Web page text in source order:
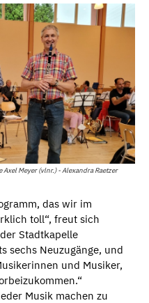
Meyer (vlnr.) - Alexandra Raetzer
das wir im
toll“, freut sich
Stadtkapelle
sechs Neuzugänge, und
und Musiker,
Musik machen zu